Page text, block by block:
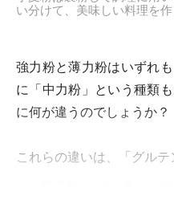
い分けて、美味しい料理を作
強力粉と薄力粉はいずれ
に「中力粉」という種類
に何が違うのでしょうか？
これらの違いは、「グルテ